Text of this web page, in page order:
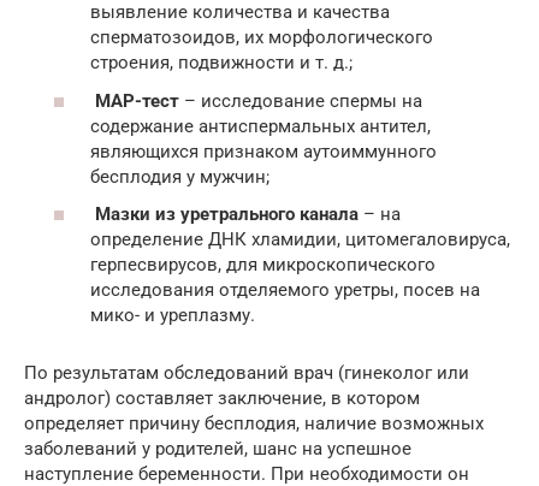
выявление количества и качества
сперматозоидов, их морфологического
строения, подвижности и т. д.;
MAP-тест – исследование спермы на
содержание антиспермальных антител,
являющихся признаком аутоиммунного
бесплодия у мужчин;
Мазки из уретрального канала – на
определение ДНК хламидии, цитомегаловируса,
герпесвирусов, для микроскопического
исследования отделяемого уретры, посев на
мико- и уреплазму.
По результатам обследований врач (гинеколог или
андролог) составляет заключение, в котором
определяет причину бесплодия, наличие возможных
заболеваний у родителей, шанс на успешное
наступление беременности. При необходимости он